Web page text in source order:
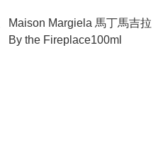
Maison Margiela 馬丁馬吉拉
By the Fireplace100ml